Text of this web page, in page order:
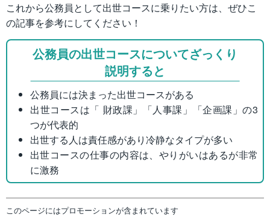
これから公務員として出世コースに乗りたい方は、ぜひこ
の記事を参考にしてください！
公務員の出世コースについてざっくり
説明すると
公務員には決まった出世コースがある
出世コースは「 財政課」「人事課」「企画課」の3
つが代表的
出世する人は責任感があり冷静なタイプが多い
出世コースの仕事の内容は、やりがいはあるが非常
に激務
このページにはプロモーションが含まれています